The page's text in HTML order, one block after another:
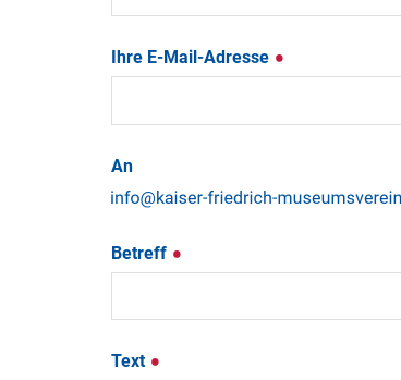
Ihre E-Mail-Adresse
An
Betreff
Text